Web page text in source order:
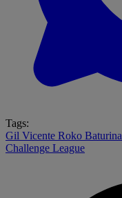
Tags:
Gil Vicente Roko Baturina
Challenge League